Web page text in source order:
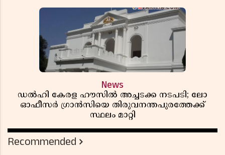
News
ഡൽഹി കേരള ഹൗസിൽ അച്ചടക്ക നടപടി; ലോ
ഓഫീസർ ഗ്രാൻസിയെ തിരുവനന്തപുരത്തേക്ക്
സ്ഥലം മാറ്റി
Recommended